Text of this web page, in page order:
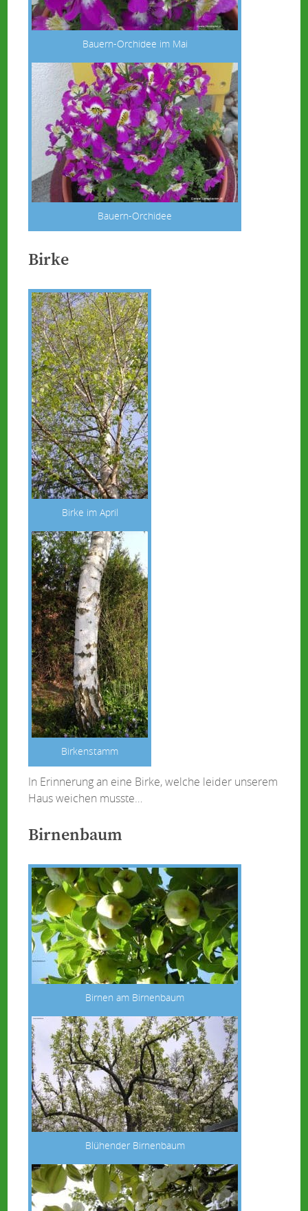
Bauern-Orchidee im Mai
Bauern-Orchidee
Birke
Birke im April
Birkenstamm
In Erinnerung an eine Birke, welche leider unserem
Haus weichen musste…
Birnenbaum
Birnen am Birnenbaum
Blühender Birnenbaum